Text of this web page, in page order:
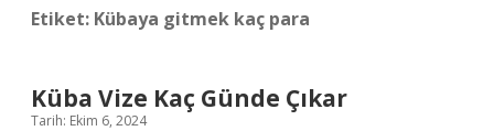
Etiket: Kübaya gitmek kaç para
Küba Vize Kaç Günde Çıkar
Tarih: Ekim 6, 2024